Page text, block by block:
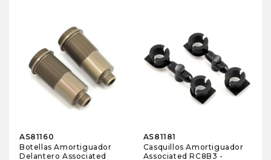
AS81160
Botellas Amortiguador
Delantero Associated
AS81181
Casquillos Amortiguador
Associated RC8B3 -